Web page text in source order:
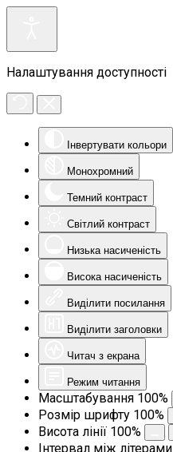
Налаштування доступності
Інвертувати кольори
Монохромний
Темний контраст
Світлий контраст
Низька насиченість
Висока насиченість
Виділити посилання
Виділити заголовки
Читач з екрана
Режим читання
Масштабування 100%
Розмір шрифту 100%
Висота лінії 100%
Інтервал між літерами